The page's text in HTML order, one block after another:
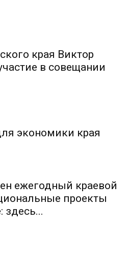
края Виктор
в совещании
экономики края
ежегодный краевой
проекты
здесь...